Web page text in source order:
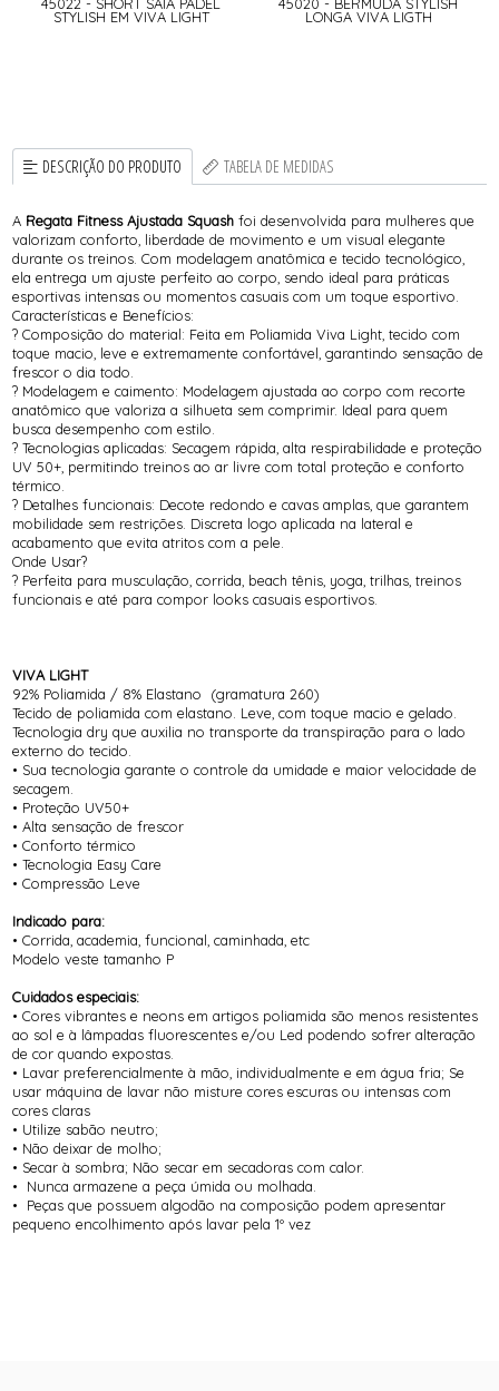
STYLISH EM VIVA LIGHT LONGA VIVA LIGTH
DESCRIÇÃO DO PRODUTO TABELA DE MEDIDAS
A Regata Fitness Ajustada Squash foi desenvolvida para mulheres que
valorizam conforto, liberdade de movimento e um visual elegante
durante os treinos. Com modelagem anatômica e tecido tecnológico,
ela entrega um ajuste perfeito ao corpo, sendo ideal para práticas
esportivas intensas ou momentos casuais com um toque esportivo.
Características e Benefícios:
? Composição do material: Feita em Poliamida Viva Light, tecido com
toque macio, leve e extremamente confortável, garantindo sensação de
frescor o dia todo.
? Modelagem e caimento: Modelagem ajustada ao corpo com recorte
anatômico que valoriza a silhueta sem comprimir. Ideal para quem
busca desempenho com estilo.
? Tecnologias aplicadas: Secagem rápida, alta respirabilidade e proteção
UV 50+, permitindo treinos ao ar livre com total proteção e conforto
térmico.
? Detalhes funcionais: Decote redondo e cavas amplas, que garantem
mobilidade sem restrições. Discreta logo aplicada na lateral e
acabamento que evita atritos com a pele.
Onde Usar?
? Perfeita para musculação, corrida, beach tênis, yoga, trilhas, treinos
funcionais e até para compor looks casuais esportivos.
VIVA LIGHT
92% Poliamida / 8% Elastano (gramatura 260)
Tecido de poliamida com elastano. Leve, com toque macio e gelado.
Tecnologia dry que auxilia no transporte da transpiração para o lado
externo do tecido.
• Sua tecnologia garante o controle da umidade e maior velocidade de
secagem.
• Proteção UV50+
• Alta sensação de frescor
• Conforto térmico
• Tecnologia Easy Care
• Compressão Leve
Indicado para:
• Corrida, academia, funcional, caminhada, etc
Modelo veste tamanho P
Cuidados especiais:
• Cores vibrantes e neons em artigos poliamida são menos resistentes
ao sol e à lâmpadas fluorescentes e/ou Led podendo sofrer alteração
de cor quando expostas.
• Lavar preferencialmente à mão, individualmente e em água fria; Se
usar máquina de lavar não misture cores escuras ou intensas com
cores claras
• Utilize sabão neutro;
• Não deixar de molho;
• Secar à sombra; Não secar em secadoras com calor.
• Nunca armazene a peça úmida ou molhada.
• Peças que possuem algodão na composição podem apresentar
pequeno encolhimento após lavar pela 1º vez